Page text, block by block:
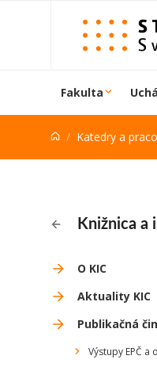
Prejsť na obsah
Fakulta
Katedry a
Knižnica a
O KIC
Aktuality KIC
Publikačná
Výstupy EPČ a